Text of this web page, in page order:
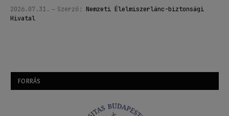
2026.07.31. Szerző: Nemzeti Élelmiszerlánc-biztonsági
Hivatal
FORRÁS